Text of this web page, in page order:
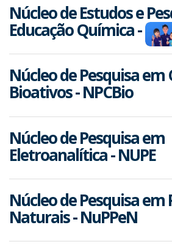
Núcleo de Estudos e
Educação Química -
Núcleo de Pesquisa
Bioativos - NPCBio
Núcleo de Pesquisa em
Eletroanalítica - NUPE
Núcleo de Pesquisa em
Naturais - NuPPeN